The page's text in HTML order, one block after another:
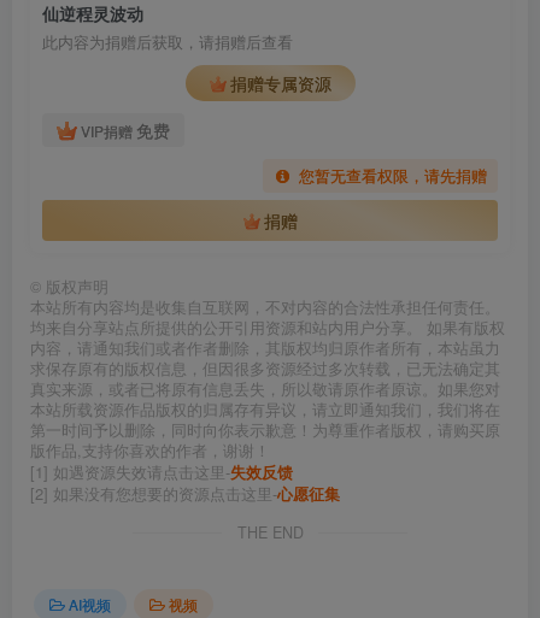
仙逆程灵波动
此内容为捐赠后获取，请捐赠后查看
捐赠专属资源
VIP捐赠 免费
您暂无查看权限，请先捐赠
捐赠
© 版权声明
本站所有内容均是收集自互联网，不对内容的合法性承担任何责任。
均来自分享站点所提供的公开引用资源和站内用户分享。 如果有版权
内容，请通知我们或者作者删除，其版权均归原作者所有，本站虽力
求保存原有的版权信息，但因很多资源经过多次转载，已无法确定其
真实来源，或者已将原有信息丢失，所以敬请原作者原谅。如果您对
本站所载资源作品版权的归属存有异议，请立即通知我们，我们将在
第一时间予以删除，同时向你表示歉意！为尊重作者版权，请购买原
版作品,支持你喜欢的作者，谢谢！
[1] 如遇资源失效请点击这里-失效反馈
[2] 如果没有您想要的资源点击这里-心愿征集
THE END
AI视频 视频